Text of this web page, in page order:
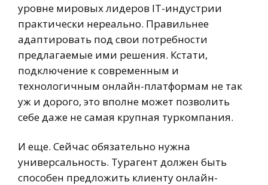
уровне мировых лидеров IT-индустрии
практически нереально. Правильнее
адаптировать под свои потребности
предлагаемые ими решения. Кстати,
подключение к современным и
технологичным онлайн-платформам не так
уж и дорого, это вполне может позволить
себе даже не самая крупная туркомпания.
И еще. Сейчас обязательно нужна
универсальность. Турагент должен быть
способен предложить клиенту онлайн-